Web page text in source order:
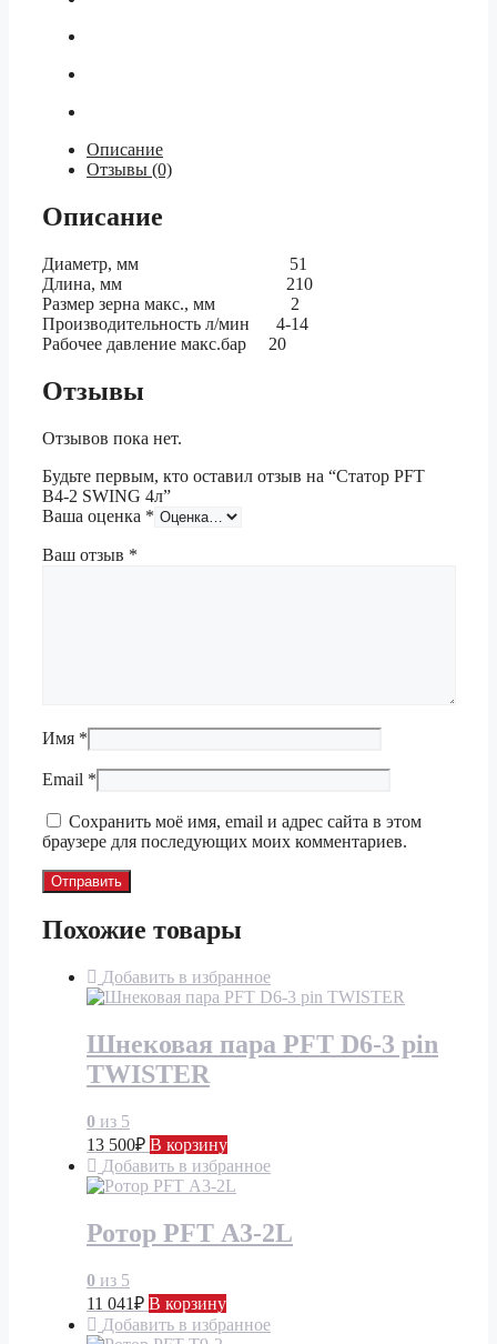
Описание
Отзывы (0)
Описание
Диаметр, мм 51
Длина, мм 210
Размер зерна макс., мм 2
Производительность л/мин 4-14
Рабочее давление макс.бар 20
Отзывы
Отзывов пока нет.
Будьте первым, кто оставил отзыв на “Статор PFT
В4-2 SWING 4л”
Ваша оценка *
Ваш отзыв *
Имя *
Email *
Сохранить моё имя, email и адрес сайта в этом
браузере для последующих моих комментариев.
Похожие товары
Добавить в избранное
Шнековая пара PFT D6-3 pin
TWISTER
0 из 5
13 500₽ В корзину
Добавить в избранное
Ротор PFT А3-2L
0 из 5
11 041₽ В корзину
Добавить в избранное